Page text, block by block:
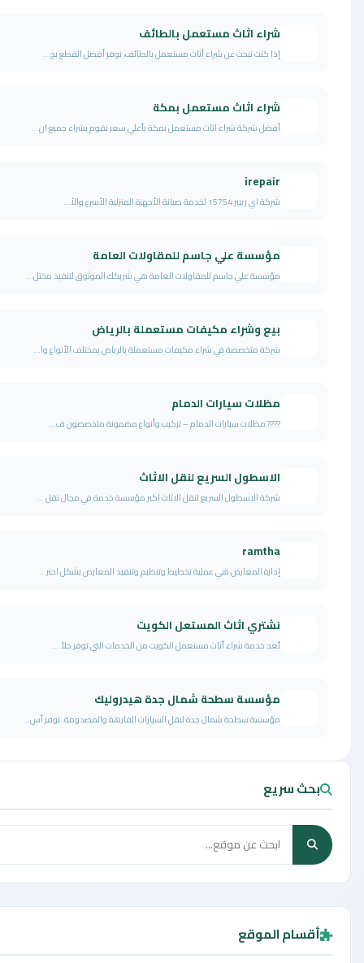
شراء اثاث مستعمل بالطائف
إذا كنت تبحث عن شراء أثاث مستعمل بالطائف، نوفر أفضل القطع بح...
شراء اثاث مستعمل بمكة
أفضل شركة شراء اثاث مستعمل بمكة بأعلي سعر نقوم بشراء جميع ان...
مؤسسة علي جاسم للمقاولات العامة
مؤسسة علي جاسم للمقاولات العامة هي شريكك الموثوق لتنفيذ مختل...
بيع وشراء مكيفات مستعملة بالرياض
شركة متخصصة في شراء مكيفات مستعملة بالرياض بمختلف الأنواع وا...
مظلات سيارات الدمام
???? مظلات سيارات الدمام – تركيب وأنواع مضمونة متخصصون ف...
الاسطول السريع لنقل الاثاث
شركة الاسطول السريع لنقل الاثاث اكبر مؤسسة خدمة في مجال نقل ...
إدارة المعارض هي عملية تخطيط وتنظيم وتنفيذ المعارض بشكل احتر...
نشتري اثاث المستعل الكويت
تُعد خدمة شراء أثاث مستعمل الكويت من الخدمات التي توفر حلاً ...
مؤسسة سطحة شمال جدة هيدروليك
مؤسسة سطحة شمال جدة لنقل السيارات الفارهة والمصدومة. نوفر أس...
سريع
الموقع